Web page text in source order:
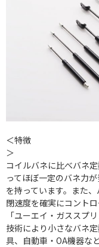
＜特徴
コイルバネに比べバネ
ってほぼ一定のバネ力
を持っています。また
閉速度を確実にコントロ
「ユーエイ・ガススプ
技術により小さなバネ
具、自動車・OA機器な